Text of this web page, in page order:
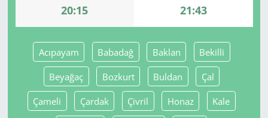
20:15 21:43
Acıpayam Babadağ Baklan Bekilli
Beyağaç Bozkurt Buldan Çal
Çameli Çardak Çivril Honaz Kale
Yerel